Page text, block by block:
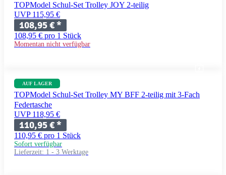
TOPModel Schul-Set Trolley JOY 2-teilig
UVP 115,95 €
108,95 €*
108,95 € pro 1 Stück
Momentan nicht verfügbar
AUF LAGER
TOPModel Schul-Set Trolley MY BFF 2-teilig mit 3-Fach
Federtasche
UVP 118,95 €
110,95 €*
110,95 € pro 1 Stück
Sofort verfügbar
Lieferzeit: 1 - 3 Werktage